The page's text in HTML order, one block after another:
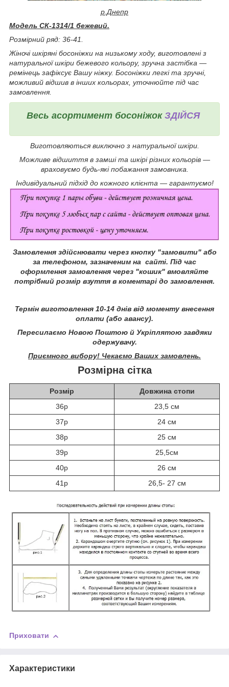
р.Днепр
Модель СК-1314/1 бежевий.
Розмірний ряд: 36-41.
Жіночі шкіряні босоніжки на низькому ходу, виготовлені з
натуральної шкіри бежевого кольору, зручна застібка —
ремінець зафіксує Вашу ніжку. Босоніжки легкі та зручні,
можливий відшив в інших кольорах, уточнюйте під час
замовлення.
Весь асортимент босоніжок ЗДІЙСЯ
Виготовляються виключно з натуральної шкіри.
Можливе відшиття в замші та шкірі різних кольорів —
враховуємо будь-які побажання замовника.
Індивідуальний підхід до кожного клієнта — гарантуємо!
Замовлення здійснювати через кнопку "замовити" або
за телефоном, зазначеним на сайті. Під час
оформлення замовлення через "кошик" вмовляйте
потрібний розмір взуття в коментарі до замовлення.
Термін виготовлення 10-14 днів від моменту внесення
оплати (або авансу).
Пересилаємо Новою Поштою й Укріплятою завдяки
одержувачу.
Приємного вибору! Чекаємо Ваших замовлень.
Розмірна сітка
Розмір
Довжина стопи
36р
23,5 см
37р
24 см
38р
25 см
39р
25,5см
40р
26 см
41р
26,5- 27 см
Приховати
Характеристики